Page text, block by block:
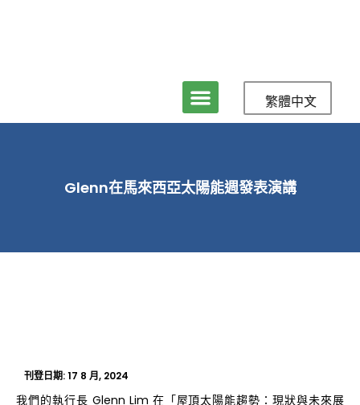
繁體中文
Glenn在馬來西亞太陽能週發表演講
刊登日期:17 8 月, 2024
我們的執行長 Glenn Lim 在「屋頂太陽能趨勢：現狀與未來展